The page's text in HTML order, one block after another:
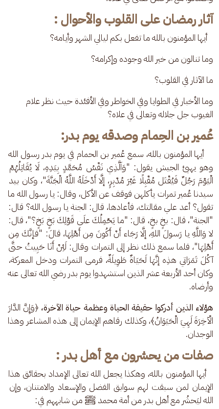
آثار رمضان على القلوب والأحوال :
أيها المؤمنون بالله ما تفعل بكم ليالي الشهر وأيامه؟
وما تنالون من خير الله وجوده وإكرامه؟
ما الآثار في القلوب؟
وما الأخبار في الطوايا وفي الخواطر وفي الأفئدة حيث نظر علام
الغيوب جل جلاله وتعالى في علاه؟
عُمير بن الحِمام وصدقه يوم بدر:
أيها المؤمنون بالله، سمع عُمير بن الحمام في يوم بدر رسول الله
وهو يهيئ الجيش يقول: "وَاَلَّذِي نَفْسُ مُحَمَّدٍ بِيَدِهِ، لَا يُقَاتِلُهُمْ
الْيَوْمَ رَجُلٌ فَيُقْتَل مُقْبِلًا غَيْرَ مُدْبِرٍ، إلَّا أَدْخَلَهُ اللَّهُ الْجَنَّةَ"، وكان بيد
سيدنا عُمير تمرات يأكلهن فوقف عن الأكل، وقال: يا رسول الله ما
تقول؟ أعد علي مقالتك، فأعادها، قال: الجنة يا رسول الله؟ قال:
"الجنة"، قال: بخٍ بخٍ، قال: "ما يَحْمِلُكَ علَى قَوْلِكَ بَخٍ بَخٍ؟"، قال:
لا وَاللَّهِ يا رَسولَ اللهِ، إلَّا رَجَاء أَنْ أَكُونَ مِن أَهْلِهَا، قالَ: "فإنَّكَ مِن
أَهْلِهَا"، فلما سمع ذلك نظر إلى التمرات وقال: لَئِنْ أَنَا حَيِيتُ حتَّى
آكُلَ تَمَرَاتي هذِه إنَّهَا لَحَيَاةٌ طَوِيلَةٌ، فرمى التمرات ودخل المعركة،
وكان أحد الأربعة عشر الذين استشهدوا يوم بدر رضي الله تعالى عنه
وأرضاه.
هؤلاء الذين أدركوا حقيقة الحياة وعظمة حياة الآخرة، ﴿وَإِنَّ الدَّارَ
الْآخِرَةَ لَهِيَ الْحَيَوَانُ﴾، وكذلك رقاهم الإيمان إلى هذه المشاعر وهذا
الوجدان.
صفات من يحشرون مع أهل بدر :
أيها المؤمنون بالله، وهكذا يجعل الله تعالى الإمداد بحقائق هذا
الإيمان لمن سبقت لهم سوابق الفضل والإسعاد والامتنان، وإن
الله ليَحشُر مع أهل بدر من أمة محمد ﷺ من شابههم في: